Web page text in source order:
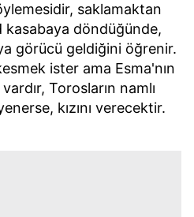
saklamaktan
döndüğünde,
görücü geldiğini öğrenir.
ister ama Esma'nın
Torosların namlı
kızını verecektir.